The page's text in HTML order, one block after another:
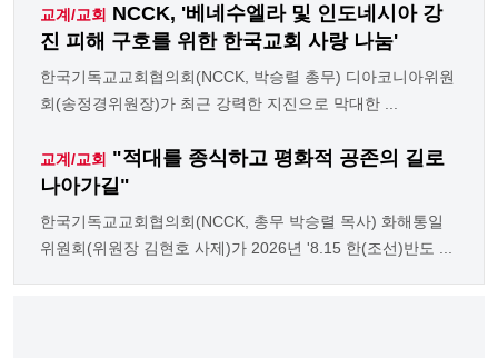
교계/교회 NCCK, '베네수엘라 및 인도네시아 강
진 피해 구호를 위한 한국교회 사랑 나눔'
한국기독교교회협의회(NCCK, 박승렬 총무) 디아코니아위원
회(송정경위원장)가 최근 강력한 지진으로 막대한 ...
교계/교회 "적대를 종식하고 평화적 공존의 길로
나아가길"
한국기독교교회협의회(NCCK, 총무 박승렬 목사) 화해통일
위원회(위원장 김현호 사제)가 2026년 '8.15 한(조선)반도 ...